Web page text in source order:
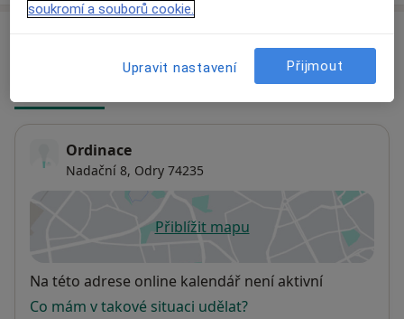
Adresa 2
Ordinace
Nadační 8, Odry 74235
Přiblížit mapuse otevře v nové záložce
Dostupnost
Na této adrese online kalendář není aktivní
Co mám v takové situaci udělat?
soukromí a souborů cookie.
Upravit nastavení Přijmout